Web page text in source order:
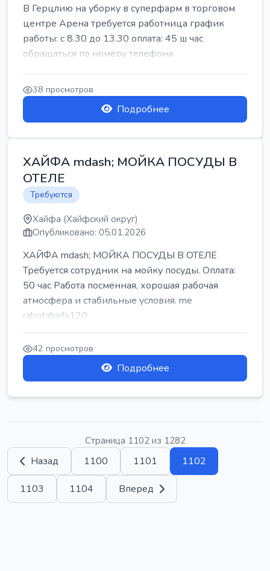
В Герцлию на уборку в суперфарм в торговом
центре Арена требуется работница график
работы: с 8.30 до 13.30 оплата: 45 ш час
обращаться по номеру телефона
38 просмотров
Подробнее
ХАЙФА mdash; МОЙКА ПОСУДЫ В
ОТЕЛЕ
Требуются
Хайфа (Хайфский округ)
Опубликовано: 05.01.2026
ХАЙФА mdash; МОЙКА ПОСУДЫ В ОТЕЛЕ
Требуется сотрудник на мойку посуды. Оплата:
50 час Работа посменная, хорошая рабочая
атмосфера и стабильные условия. me
rabotahaifa120
42 просмотров
Подробнее
Страница 1102 из 1282
Назад 1100 1101 1102
1103 1104 Вперед